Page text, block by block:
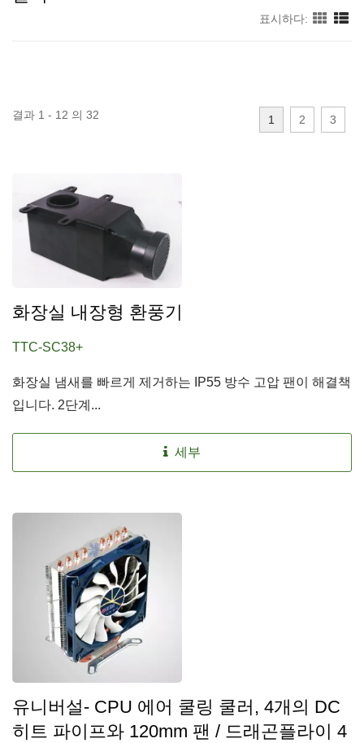
표시하다:
결과 1 - 12 의 32 1 2 3
화장실 내장형 환풍기
TTC-SC38+
화장실 냄새를 빠르게 제거하는 IP55 방수 고압 팬이 해결책
입니다. 2단계...
세부
유니버설- CPU 에어 쿨링 쿨러, 4개의 DC
히트 파이프와 120mm 팬 / 드래곤플라이 4